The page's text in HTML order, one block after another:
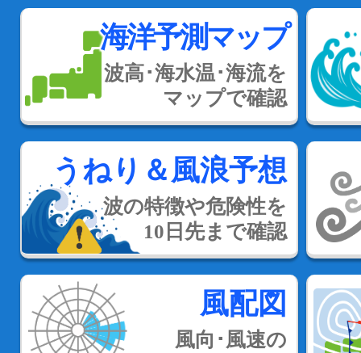
海洋予測マップ
波高･海水温･海流を
マップで確認
うねり＆風浪予想
波の特徴や危険性を
10日先まで確認
風配図
風向･風速の